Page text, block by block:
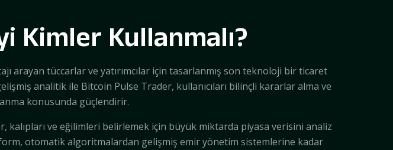
Kimler Kullanmalı?
arayan tüccarlar ve yatırımcılar için tasarlanmış son teknoloji bir ticaret
analitik ile Bitcoin Pulse Trader, kullanıcıları bilinçli kararlar alma ve
konusunda güçlendirir.
ve eğilimleri belirlemek için büyük miktarda piyasa verisini analiz
otomatik algoritmalardan gelişmiş emir yönetim sistemlerine kadar